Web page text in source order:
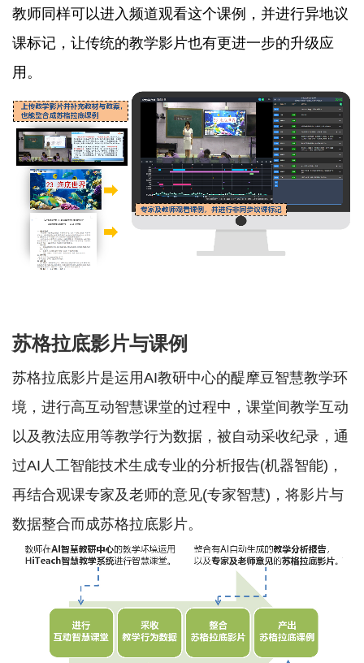
教师同样可以进入频道观看这个课例，并进行异地议
课标记，让传统的教学影片也有更进一步的升级应
用。
苏格拉底影片与课例
苏格拉底影片是运用AI教研中心的醍摩豆智慧教学环
境，进行高互动智慧课堂的过程中，课堂间教学互动
以及教法应用等教学行为数据，被自动采收纪录，通
过AI人工智能技术生成专业的分析报告(机器智能)，
再结合观课专家及老师的意见(专家智慧)，将影片与
数据整合而成苏格拉底影片。